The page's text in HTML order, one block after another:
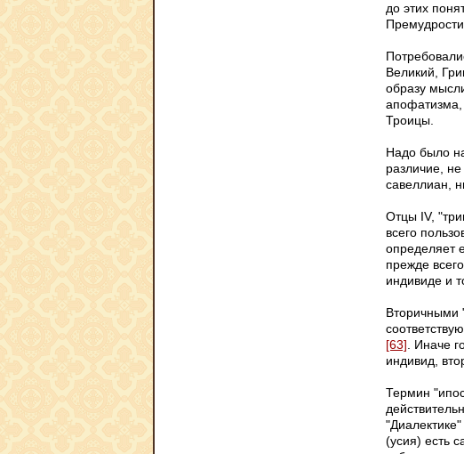
до этих
Великий,
образу
апофатизма,
Троицы.
Надо было
различие,
савеллиан,
Отцы IV,
всего
определяет
прежде
индивиде и
Вторичными
[63] . Иначе
индивид,
Термин
(усия) есть